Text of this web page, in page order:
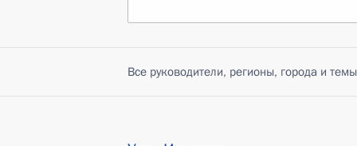
Все руководители, регионы, города и темы